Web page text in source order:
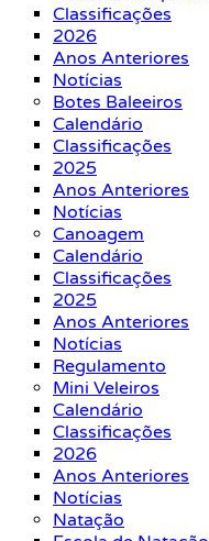
Classificações
2026
Anos Anteriores
Notícias
Botes Baleeiros
Calendário
Classificações
2025
Anos Anteriores
Notícias
Canoagem
Calendário
Classificações
2025
Anos Anteriores
Notícias
Regulamento
Mini Veleiros
Calendário
Classificações
2026
Anos Anteriores
Notícias
Natação